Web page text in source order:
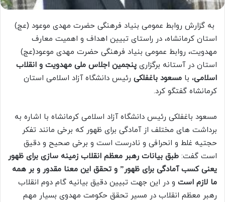
به گزارش روابط عمومی بنیاد فرهنگی حضرت مهدی موعود (عج)
استان کرمانشاه، در راستای تبیین اهداف و اهمیت معارف
مهدویت، روابط عمومی بنیاد فرهنگی حضرت مهدی موعود(عج)
استان در آستانه برگزاری پنجمین اجلاس ملی مهدویت و انقلاب
اسلامی، با مسعود باغفلکی رئیس دانشگاه آزاد اسلامی استان
کرمانشاه گفتگو کرد.
مسعود باغفلکی رئیس دانشگاه آزاد اسلامی کرمانشاه با اشاره به
برداشت های مختلف از آمادگی برای ظهور که برخی مانند تفکر
حجتیه غلط و انحرافی و نادرست است و برخی صحیح و دقیق
است گفت: طبق بیانات رهبر معظم انقلاب زمینه سازی برای ظهور
یعنی کسب آمادگی برای ظهور” و تحقق این معنا مقدور و بر همه
ما لازم است و در این جهت تبیین دقیق بیانیه گام دوم انقلاب
رهبر معظم انقلاب در مسیر تحقق حکومت مهدوی بسیار مهم